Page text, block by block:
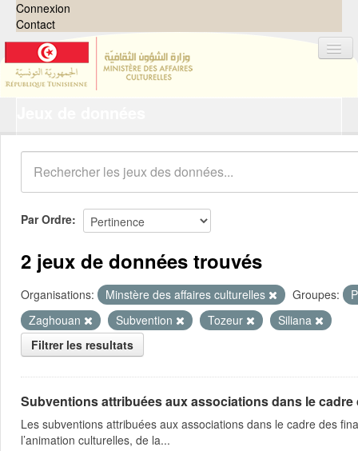
Connexion
Contact
Organisations
Groupes
Demandes 0
À propos
Par Ordre
2 jeux de données trouvés
Organisations: Minstère des affaires culturelles Groupes:
Zaghouan
Subvention Tozeur
Siliana
Filtrer les resultats
Subventions attribuées aux associations dans le
Les subventions attribuées aux associations dans le cadre des
l’animation culturelles, de la...